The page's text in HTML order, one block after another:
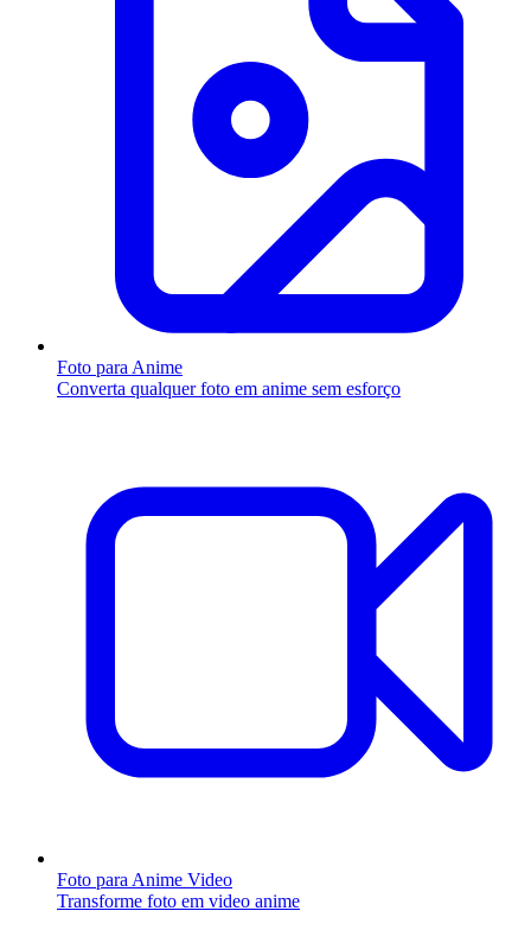
Foto para Anime
Converta qualquer foto em anime sem esforço
Foto para Anime Video
Transforme foto em video anime